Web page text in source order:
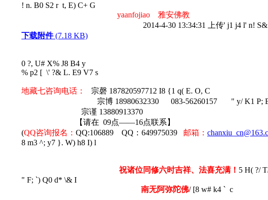
! n. B0 S2 r t, E) C+ G
yaanfojiao 雅安佛教
2014-4-30 13:34:31 上传' j1 j4 l' n!
下载附件(7.18 KB)
0 ?, U# X% J8 B4 y
% p2 [ \' ?& L. E9 V7 s
地藏七咨询电话： 宗磬 18782059771 2 I8 {1 q( E. O, C
宗博 18980632330 083-56260157 " y/ K1 P;
宗谨 13880913370
【请在 09点——16点联系】
(QQ咨询报名： QQ:106889 QQ：649975039 邮箱：
8 m3 ^; y7 }. W) h8 I) l
祝诸位同修六时吉祥、法喜充满！ 5 H( ?/
" F; `) Q0 d* \& I
南无阿弥陀佛/ [8 w# k4 ` c